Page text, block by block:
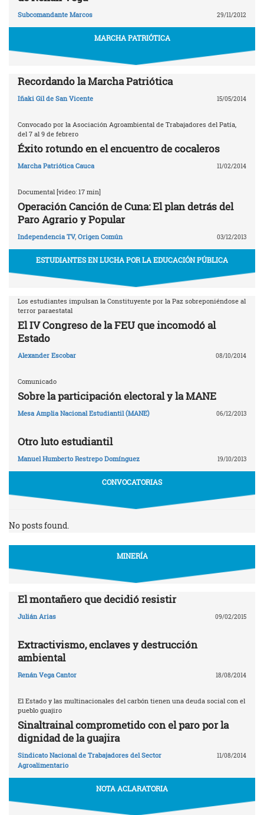
Subcomandante Marcos 29/11/2012
MARCHA PATRIÓTICA
Recordando la Marcha Patriótica
Iñaki Gil de San Vicente 15/05/2014
Convocado por la Asociación Agroambiental de Trabajadores del Patía,
del 7 al 9 de febrero
Éxito rotundo en el encuentro de cocaleros
Marcha Patriótica Cauca 11/02/2014
Documental [video: 17 min]
Operación Canción de Cuna: El plan detrás del
Paro Agrario y Popular
Independencia TV, Origen Común 03/12/2013
ESTUDIANTES EN LUCHA POR LA EDUCACIÓN PÚBLICA
Los estudiantes impulsan la Constituyente por la Paz sobreponiéndose al
terror paraestatal
El IV Congreso de la FEU que incomodó al
Estado
Alexander Escobar 08/10/2014
Comunicado
Sobre la participación electoral y la MANE
Mesa Amplia Nacional Estudiantil (MANE) 06/12/2013
Otro luto estudiantil
Manuel Humberto Restrepo Domínguez 19/10/2013
CONVOCATORIAS
No posts found.
MINERÍA
El montañero que decidió resistir
Julián Arias 09/02/2015
Extractivismo, enclaves y destrucción
ambiental
Renán Vega Cantor 18/08/2014
El Estado y las multinacionales del carbón tienen una deuda social con el
pueblo guajiro
Sinaltrainal comprometido con el paro por la
dignidad de la guajira
Sindicato Nacional de Trabajadores del Sector
Agroalimentario
11/08/2014
NOTA ACLARATORIA